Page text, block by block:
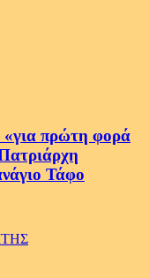
«για πρώτη φορά
Τάφο